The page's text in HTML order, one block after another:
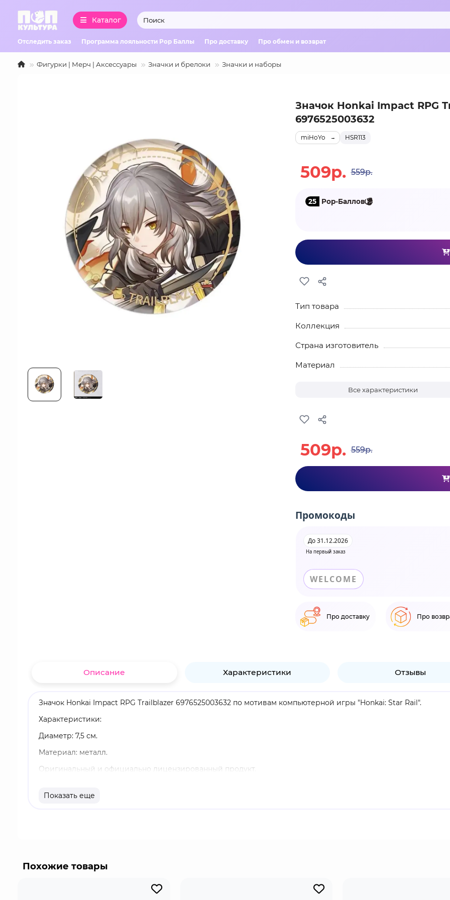
Каталог
Отследить заказ Программа лояльности Pop Баллы Про доставку Про обмен и возврат
Фигурки | Мерч | Аксессуары Значки и брелоки Значки и наборы
Значок Honkai Impact RPG
6976525003632
HSR113
miHoYo
509р. 559р.
25 Pop-Баллов
Тип товара
Коллекция
Страна изготовитель
Материал
Все характеристики
509р. 559р.
Промокоды
На первый заказ
До 31.12.2026
WELCOME
Про доставку Про
Описание Характеристики Отзывы
Значок Honkai Impact RPG Trailblazer 6976525003632 по мотивам компьютерной игры "Honkai: Star Rail".
Характеристики:
Диаметр: 7,5 см.
Материал: металл.
Оригинальный и официально лицензированный продукт.
Первопроходец - главный герой игры. Пробуждённые во время вступительных событий игры Кафкой и
Показать еще
Похожие товары